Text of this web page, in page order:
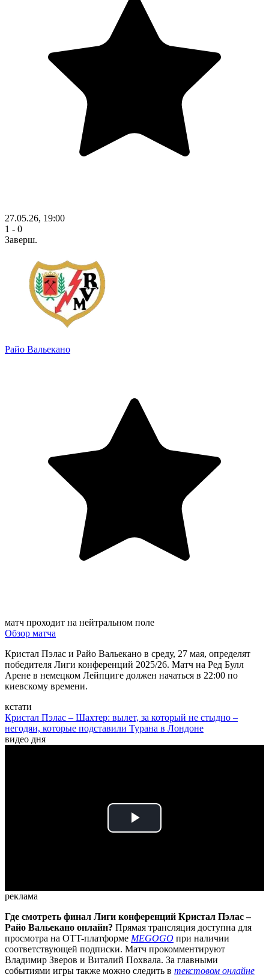
27.05.26, 19:00
1 - 0
Заверш.
Райо Вальекано
матч проходит на нейтральном поле
Обзор матча
Кристал Пэлас и Райо Вальекано в среду, 27 мая, определят
победителя Лиги конференций 2025/26. Матч на Ред Булл
Арене в немецком Лейпциге должен начаться в 22:00 по
киевскому времени.
кстати
Кристал Пэлас – Шахтер: вылет, за который не стыдно –
негодяи, которые подставили Турана в Лондоне
видео дня
Play
реклама
Где смотреть финал Лиги конференций Кристал Пэлас –
Райо Вальекано онлайн? Прямая трансляция доступна для
просмотра на OTT-платформе MEGOGO при наличии
соответствующей подписки. Матч прокомментируют
Владимир Зверов и Виталий Похвала. За главными
событиями игры также можно следить в текстовом онлайне